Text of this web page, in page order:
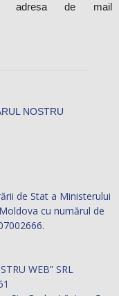
adresa de mail
de Stat a Ministerului
cu numărul de
WEB” SRL